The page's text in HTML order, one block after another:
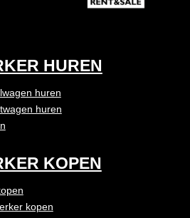
HUREN
huren
huren
KOPEN
kopen